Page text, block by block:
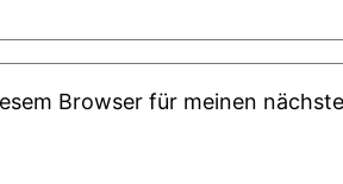
Browser für meinen